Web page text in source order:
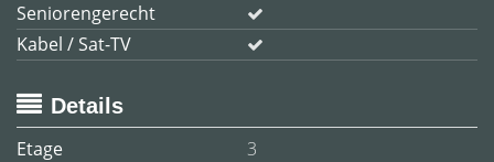
Seniorengerecht
Kabel / Sat-TV
Details
Etage
3